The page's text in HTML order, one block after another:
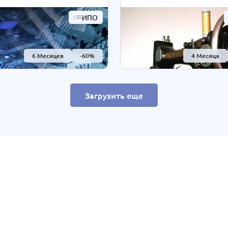
ИПО
6 Месяцев -60%
сами согласно своим
При Вашем
длительность курса
экстерном
В 2 РАЗА!
уточняйте по
на сайте или отправьте
4 Месяца
Благодаря дистанционным
технологиям
обучения студенты
согласно своим
При Вашем желании
курса может быть
СОКРАЩЕНА В 2 РАЗА!
Подробности уточняйте по
телефону на сайте или
нам заявку для
Загрузить еще